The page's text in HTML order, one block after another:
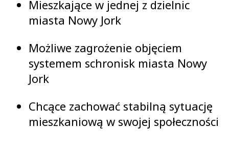
Mieszkające w jednej z dzielnic
miasta Nowy Jork
Możliwe zagrożenie objęciem
systemem schronisk miasta Nowy
Jork
Chcące zachować stabilną sytuację
mieszkaniową w swojej społeczności